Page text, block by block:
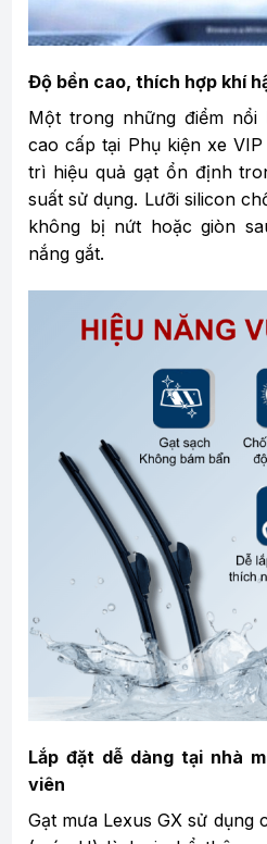
Độ bền cao, thích hợp khí
Một trong những điểm nổi
cao cấp tại Phụ kiện xe
trì hiệu quả gạt ổn định
suất sử dụng. Lưỡi silicon
không bị nứt hoặc giòn
nắng gắt.
Lắp đặt dễ dàng tại nhà
viên
Gạt mưa Lexus GX sử